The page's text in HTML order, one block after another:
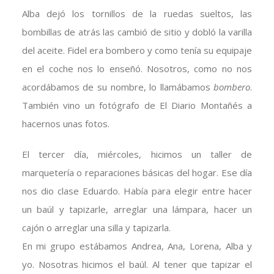
Alba dejó los tornillos de la ruedas sueltos, las
bombillas de atrás las cambió de sitio y dobló la varilla
del aceite. Fidel era bombero y como tenía su equipaje
en el coche nos lo enseñó. Nosotros, como no nos
acordábamos de su nombre, lo llamábamosbombero.
También vino un fotógrafo de El Diario Montañés a
hacernos unas fotos.
El tercer día, miércoles, hicimos un taller de
marquetería o reparaciones básicas del hogar. Ese día
nos dio clase Eduardo. Había para elegir entre hacer
un baúl y tapizarle, arreglar una lámpara, hacer un
cajón o arreglar una silla y tapizarla.
En mi grupo estábamos Andrea, Ana, Lorena, Alba y
yo. Nosotras hicimos el baúl. Al tener que tapizar el